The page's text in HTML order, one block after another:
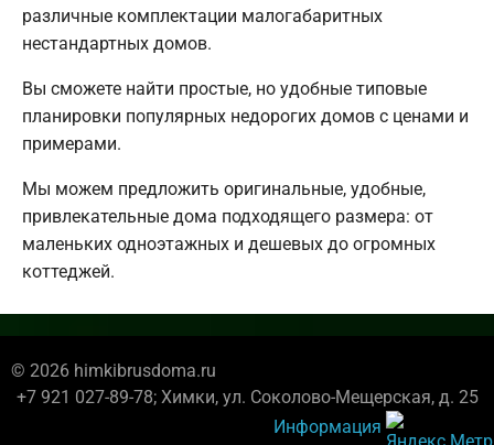
различные комплектации малогабаритных
нестандартных домов.
Вы сможете найти простые, но удобные типовые
планировки популярных недорогих домов с ценами и
примерами.
Мы можем предложить оригинальные, удобные,
привлекательные дома подходящего размера: от
маленьких одноэтажных и дешевых до огромных
коттеджей.
© 2026 himkibrusdoma.ru
+7 921 027-89-78; Химки, ул. Соколово-Мещерская, д. 25
Информация